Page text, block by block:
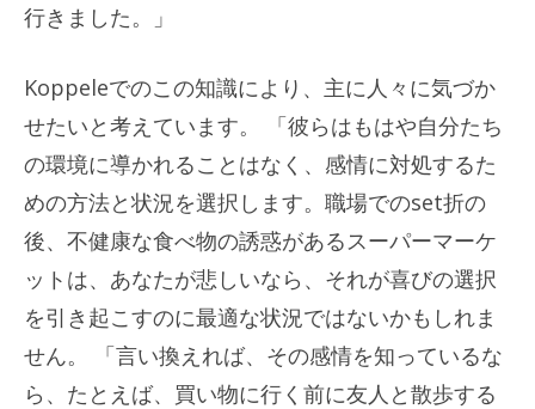
行きました。」
Koppeleでのこの知識により、主に人々に気づか
せたいと考えています。 「彼らはもはや自分たち
の環境に導かれることはなく、感情に対処するた
めの方法と状況を選択します。職場でのset折の
後、不健康な食べ物の誘惑があるスーパーマーケ
ットは、あなたが悲しいなら、それが喜びの選択
を引き起こすのに最適な状況ではないかもしれま
せん。 「言い換えれば、その感情を知っているな
ら、たとえば、買い物に行く前に友人と散歩する